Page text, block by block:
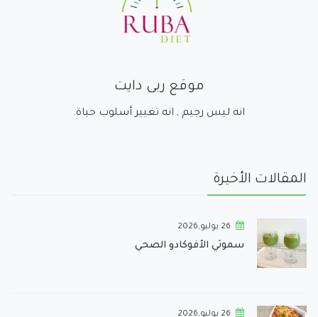
موقع ربى دايت
انه ليس رجيم , انه تغيير أسلوب حياة.
المقالات الأخيرة
26 يوليو,2026
سموثي الأفوكادو الصحي
26 يوليو,2026